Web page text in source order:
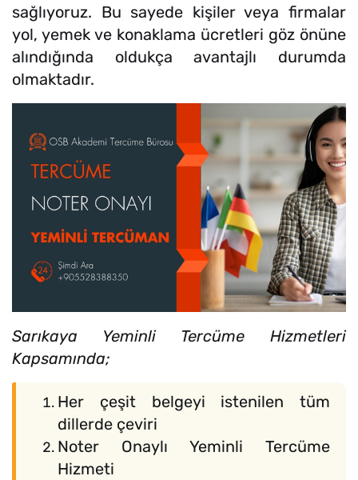
sağlıyoruz. Bu sayede kişiler veya firmalar
yol, yemek ve konaklama ücretleri göz önüne
alındığında oldukça avantajlı durumda
olmaktadır.
Sarıkaya Yeminli Tercüme Hizmetleri
Kapsamında;
Her çeşit belgeyi istenilen tüm
dillerde çeviri
Noter Onaylı Yeminli Tercüme
Hizmeti